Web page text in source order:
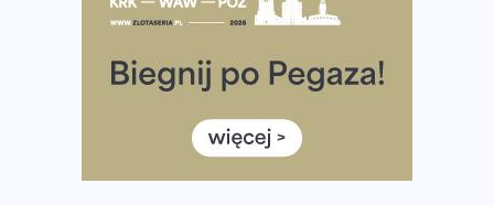
Co ma dużo białka? Produkty, które warto włączyć do
Rozbiegany Olsztyn szykuje się na weekend z
Już w tę sobotę 35. Bieg Powstania Warszawskiego.
Wystartuje rekordowa liczba uczestników